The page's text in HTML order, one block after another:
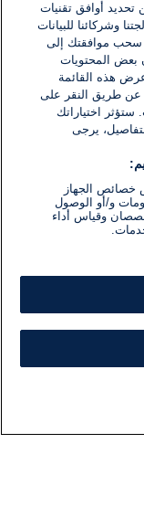
تحديد أوافق تقنيات
وشركائنا للبيانات
سحب موافقتك إلى
بعض المحتويات
عرض هذه القائمة
عن طريق النقر على
اختياراتك
يرجى
خصائص الجهاز
و/أو الوصول
وقياس أداء